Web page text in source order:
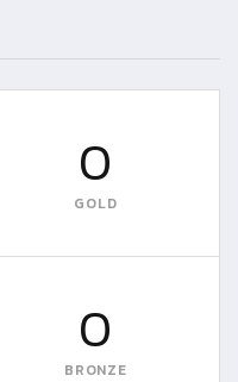
0
GOLD
0
BRONZE